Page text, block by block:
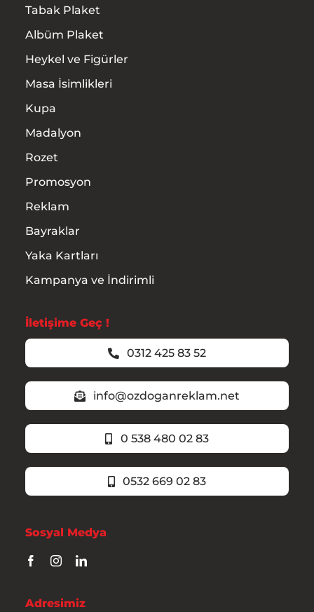
Tabak Plaket
Albüm Plaket
Heykel ve Figürler
Masa İsimlikleri
Kupa
Madalyon
Rozet
Promosyon
Reklam
Bayraklar
Yaka Kartları
Kampanya ve İndirimli
İletişime Geç !
0312 425 83 52
info@ozdoganreklam.net
0 538 480 02 83
0532 669 02 83
Sosyal Medya
Adresimiz